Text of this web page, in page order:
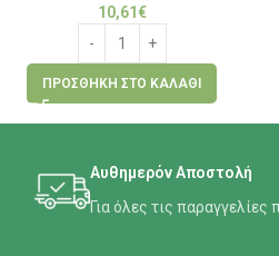
10,61€
ΠΡΟΣΘΉΚΗ ΣΤΟ ΚΑΛΆΘΙ
Αυθημερόν Αποστολή
Για όλες τις παραγγελίες